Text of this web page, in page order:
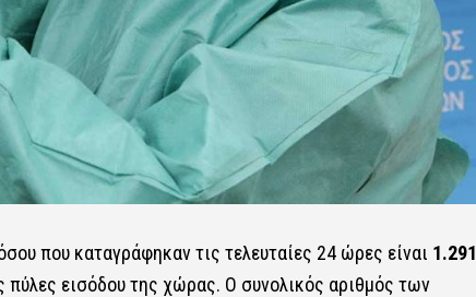
που καταγράφηκαν τις τελευταίες 24 ώρες είναι 1.291
εισόδου της χώρας. Ο συνολικός αριθμός των